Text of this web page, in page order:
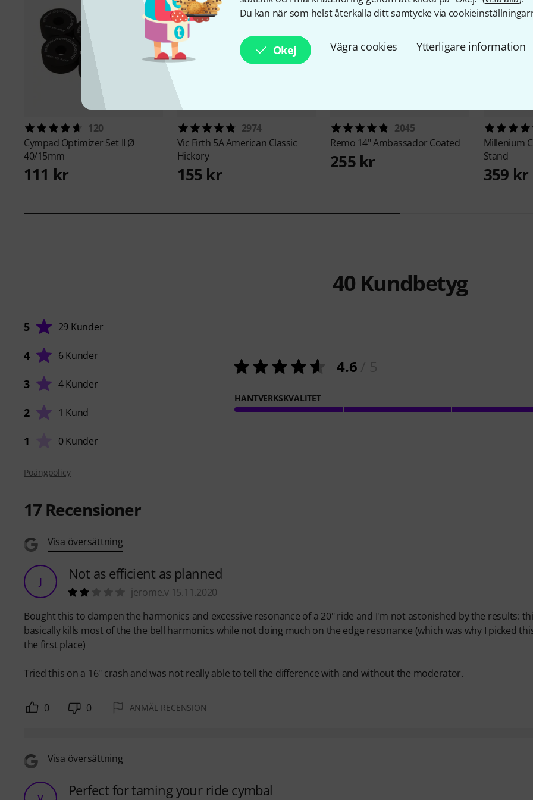
Du kan när som helst återkalla ditt samtycke via
Okej Vägra cookies Ytterligare information
120
Cympad Optimizer Set II Ø
40/15mm
111 kr
2974
Vic Firth 5A American Classic
Hickory
155 kr
2045
Remo 14" Ambassador Coated
255 kr
Millenium
Stand
359 kr
40 Kundbetyg
5 29 Kunder
4 6 Kunder
3 4 Kunder
2 1 Kund
1 0 Kunder
4.6
HANTVERKSKVALITET
Poängpolicy
17 Recensioner
Visa översättning
J Not as efficient as planned
jerome.v 15.11.2020
Bought this to dampen the harmonics and excessive resonance of a 20" ride and I'm not astonished by the results:
basically kills most of the the bell harmonics while not doing much on the edge resonance (which was why I picked
the first place)
Tried this on a 16" crash and was not really able to tell the difference with and without the moderator.
0 0 ANMÄL RECENSION
Visa översättning
Perfect for taming your ride cymbal